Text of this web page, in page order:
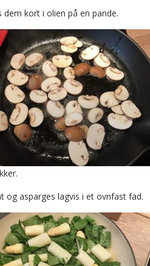
kort i olien på en pande.
asparges lagvis i et ovnfast fad.